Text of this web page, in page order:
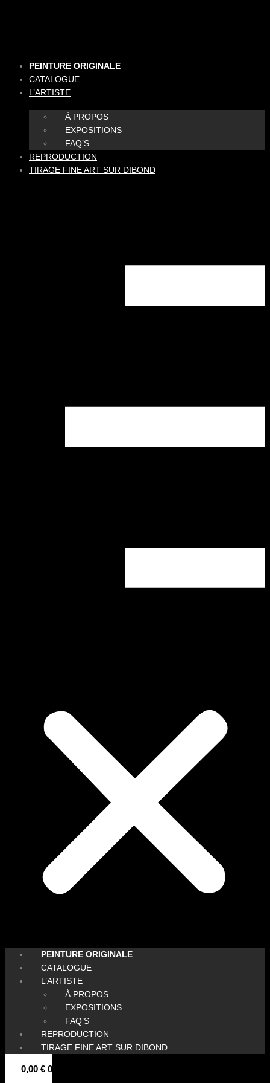
PEINTURE ORIGINALE
CATALOGUE
L’ARTISTE
À PROPOS
EXPOSITIONS
FAQ’S
REPRODUCTION
TIRAGE FINE ART SUR DIBOND
PEINTURE ORIGINALE
CATALOGUE
L’ARTISTE
À PROPOS
EXPOSITIONS
FAQ’S
REPRODUCTION
TIRAGE FINE ART SUR DIBOND
0,00 € 0